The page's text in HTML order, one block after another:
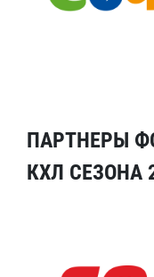
ПАРТНЕРЫ
КХЛ СЕЗОНА